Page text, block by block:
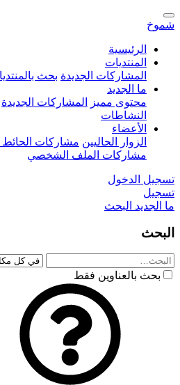
شموخ
الرئيسية
المنتديات
المشاركات الجديدة بحث
ما الجديد
محتوى مميز
المشاركات الجديدة
النشاطات
الأعضاء
الزوار الحاليين مشاركات الحائط
مشاركات الملف الشخصي
تسجيل الدخول
تسجيل
ما الجديد البحث
البحث
بحث بالعناوين فقط